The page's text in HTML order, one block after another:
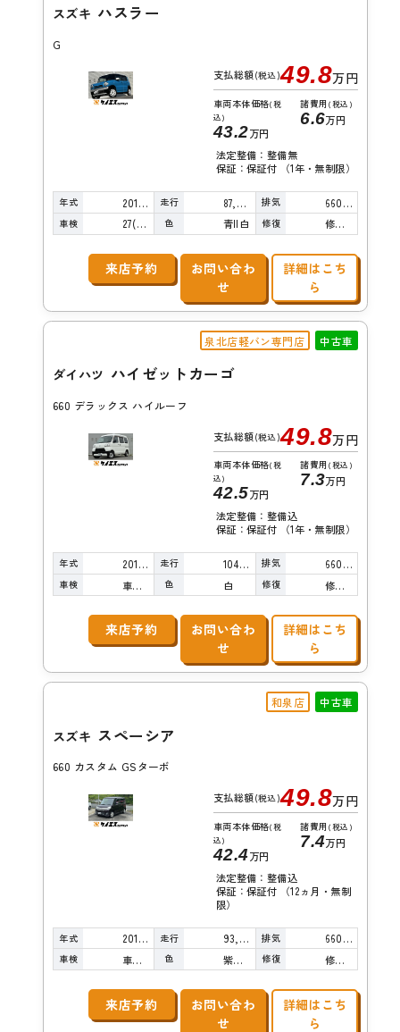
スズキ ハスラー
G
支払総額(税込)49.8万円
車両本体価格(税
込)
43.2万円
諸費用 (税込)
6.6万円
法定整備：整備無
保証：保証付 （1年・無制限）
年式 2015年 走行 87,000km 排気 660cc
車検 27(R9)/04 色 青II白 修復 修復歴無し
来店予約
お問い合わ
せ
詳細はこち
ら
泉北店軽バン専門店 中古車
ダイハツ ハイゼットカーゴ
660 デラックス ハイルーフ
支払総額(税込)49.8万円
車両本体価格(税
込)
42.5万円
諸費用 (税込)
7.3万円
法定整備：整備込
保証：保証付 （1年・無制限）
年式 2018年 走行 104,000km 排気 660cc
車検 車検整備付 色 白 修復 修復歴有り
来店予約
お問い合わ
せ
詳細はこち
ら
和泉店 中古車
スズキ スペーシア
660 カスタム GSターボ
支払総額(税込)49.8万円
車両本体価格(税
込)
42.4万円
諸費用 (税込)
7.4万円
法定整備：整備込
保証：保証付 （12ヵ月・無制
限）
年式 2016年 走行 93,000km 排気 660cc
車検 車検整備付 色 紫真珠 修復 修復歴無し
来店予約
お問い合わ
せ
詳細はこち
ら